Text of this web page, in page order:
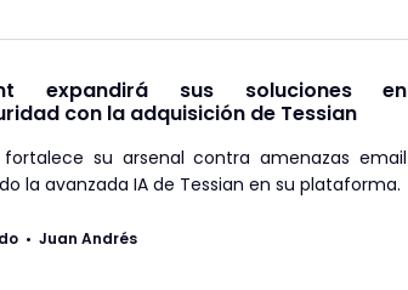
expandirá sus soluciones en
con la adquisición de Tessian
fortalece su arsenal contra amenazas email
la avanzada IA de Tessian en su plataforma.
Juan Andrés